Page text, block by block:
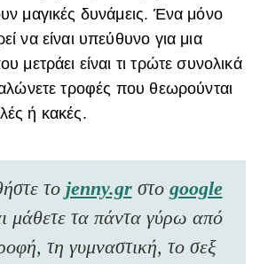
μαγικές δυνάμεις. Ένα μόνο
να είναι υπεύθυνο για μια
μετράει είναι τι τρώτε συνολικά
τροφές που θεωρούνται
ή κακές.
το jenny.grστο google
μάθετε τα πάντα γύρω από
τη γυμναστική, το σεξ